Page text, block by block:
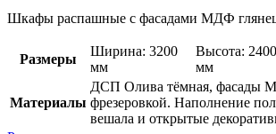
Шкафы распашные с фасадами МДФ
Размеры
Ширина: 3200
мм
Высота: 2400
мм
Материалы
ДСП Олива тёмная, фасады
фрезеровкой. Наполнение
вешала и открытые